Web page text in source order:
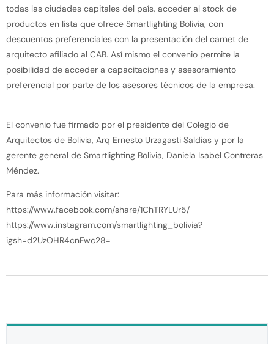
todas las ciudades capitales del país, acceder al stock de
productos en lista que ofrece Smartlighting Bolivia, con
descuentos preferenciales con la presentación del carnet de
arquitecto afiliado al CAB. Así mismo el convenio permite la
posibilidad de acceder a capacitaciones y asesoramiento
preferencial por parte de los asesores técnicos de la empresa.
El convenio fue firmado por el presidente del Colegio de
Arquitectos de Bolivia, Arq Ernesto Urzagasti Saldias y por la
gerente general de Smartlighting Bolivia, Daniela Isabel Contreras
Méndez.
Para más información visitar:
https://www.facebook.com/share/1ChTRYLUr5/
https://www.instagram.com/smartlighting_bolivia?
igsh=d2UzOHR4cnFwc28=